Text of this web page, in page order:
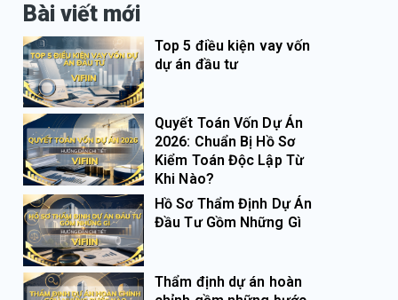
Bài viết mới
Top 5 điều kiện vay vốn
dự án đầu tư
Quyết Toán Vốn Dự Án
2026: Chuẩn Bị Hồ Sơ
Kiểm Toán Độc Lập Từ
Khi Nào?
Hồ Sơ Thẩm Định Dự Án
Đầu Tư Gồm Những Gì
Thẩm định dự án hoàn